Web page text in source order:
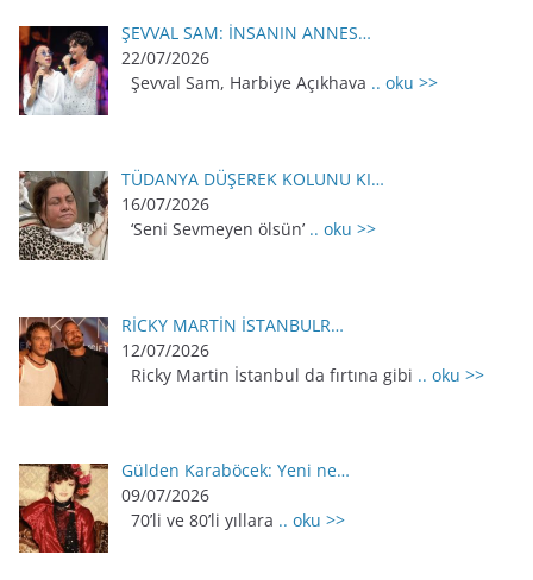
ŞEVVAL SAM: İNSANIN ANNES…
22/07/2026
Şevval Sam, Harbiye Açıkhava .. oku >>
TÜDANYA DÜŞEREK KOLUNU KI…
16/07/2026
‘Seni Sevmeyen ölsün’ .. oku >>
RİCKY MARTİN İSTANBULR…
12/07/2026
Ricky Martin İstanbul da fırtına gibi .. oku >>
Gülden Karaböcek: Yeni ne…
09/07/2026
70’li ve 80’li yıllara .. oku >>